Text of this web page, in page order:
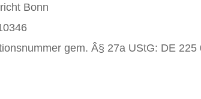
Bonn
gem. Â§ 27a UStG: DE 225